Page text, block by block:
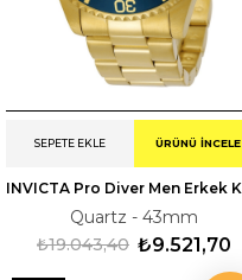
Quartz - 43mm
₺9.521,70
₺19.043,40
SEPETE EKLE ÜRÜNÜ İNCELE